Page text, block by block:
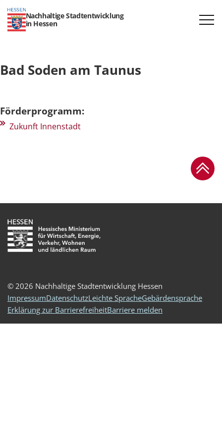
Nachhaltige Stadtentwicklung
in Hessen
Bad Soden am Taunus
Förderprogramm:
Zukunft Innenstadt
Zum
© 2026 Nachhaltige Stadtentwicklung Hessen
ImpressumDatenschutzLeichte SpracheGebärdensprache
Erklärung zur BarrierefreiheitBarriere melden